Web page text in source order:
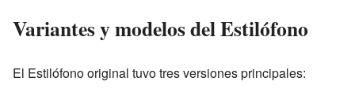
Variantes y modelos del Estilófono
El Estilófono original tuvo tres versiones principales: